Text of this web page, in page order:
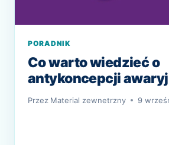
PORADNIK
Co warto wiedzieć o
antykoncepcji
Przez Material zewnetrzny 9